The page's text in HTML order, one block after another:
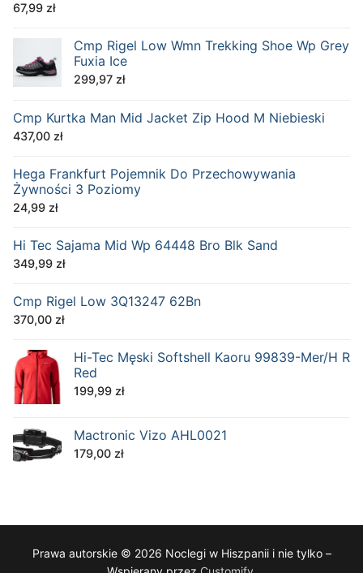
67,99 zł
Cmp Rigel Low Wmn Trekking Shoe Wp Grey
Fuxia Ice
299,97 zł
Cmp Kurtka Man Mid Jacket Zip Hood M Niebieski
437,00 zł
Hega Frankfurt Pojemnik Do Przechowywania
Żywności 3 Poziomy
24,99 zł
Hi Tec Sajama Mid Wp 64448 Bro Blk Sand
349,99 zł
Cmp Rigel Low 3Q13247 62Bn
370,00 zł
Hi-Tec Męski Softshell Kaoru 99839-Mer/H R
Red
199,99 zł
Mactronic Vizo AHL0021
179,00 zł
Prawa autorskie © 2026 Noclegi w Hiszpanii i nie tylko –